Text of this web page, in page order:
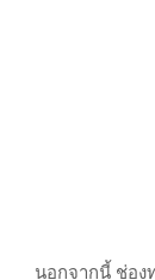
นอกจากนี้ ช่องทา